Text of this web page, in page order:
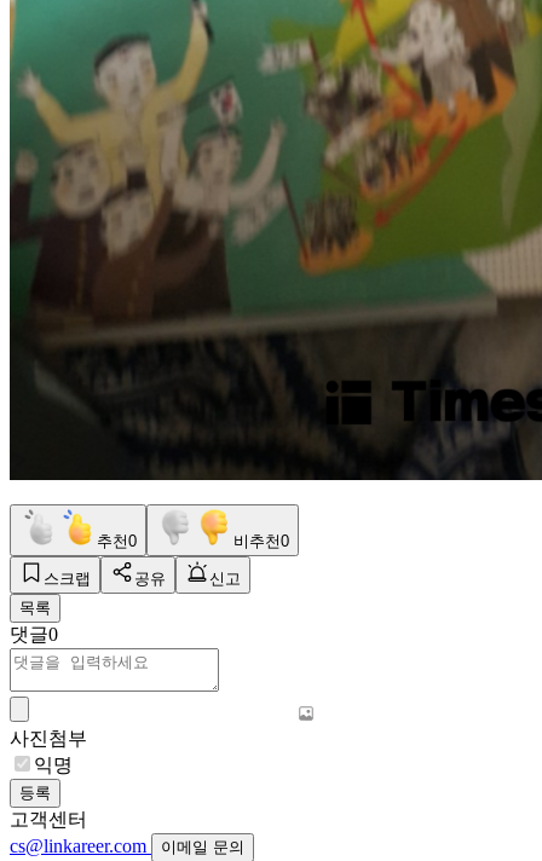
추천0 비추천0
스크랩 공유
신고
목록
댓글0
사진첨부
익명
등록
고객센터
cs@linkareer.com
이메일 문의